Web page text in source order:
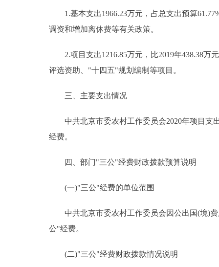
1.基本支出1966.23万元，占总支出预算
调资和增加离休费等有关政策。
2.项目支出1216.85万元，比2019年438.38万
评选资助、"十四五"规划编制等项目。
三、主要支出情况
中共北京市委农村工作委员会2020年项目支
经费。
四、部门"三公"经费财政拨款预算说明
(一)"三公"经费的单位范围
中共北京市委农村工作委员会因公出国(境)费
公"经费。
(二)"三公"经费财政拨款情况说明